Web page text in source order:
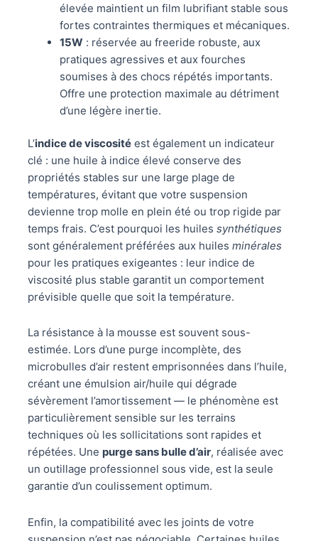
élevée maintient un film lubrifiant stable sous
fortes contraintes thermiques et mécaniques.
15W : réservée au freeride robuste, aux
pratiques agressives et aux fourches
soumises à des chocs répétés importants.
Offre une protection maximale au détriment
d’une légère inertie.
L’indice de viscosité est également un indicateur
clé : une huile à indice élevé conserve des
propriétés stables sur une large plage de
températures, évitant que votre suspension
devienne trop molle en plein été ou trop rigide par
temps frais. C’est pourquoi les huilessynthétiques
sont généralement préférées aux huilesminérales
pour les pratiques exigeantes : leur indice de
viscosité plus stable garantit un comportement
prévisible quelle que soit la température.
La résistance à la mousse est souvent sous-
estimée. Lors d’une purge incomplète, des
microbulles d’air restent emprisonnées dans l’huile,
créant une émulsion air/huile qui dégrade
sévèrement l’amortissement — le phénomène est
particulièrement sensible sur les terrains
techniques où les sollicitations sont rapides et
répétées. Une purge sans bulle d’air, réalisée avec
un outillage professionnel sous vide, est la seule
garantie d’un coulissement optimum.
Enfin, la compatibilité avec les joints de votre